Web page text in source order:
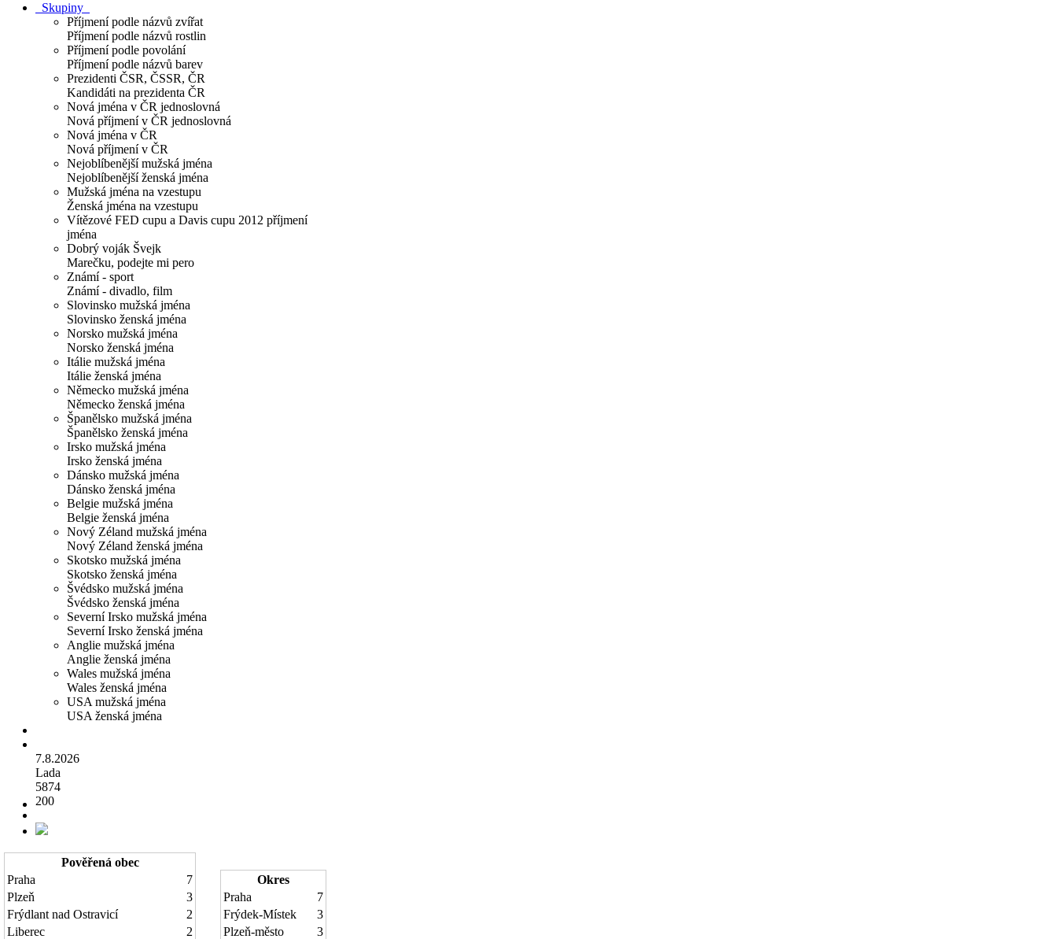
Skupiny
Příjmení podle názvů zvířat
Příjmení podle názvů rostlin
Příjmení podle povolání
Příjmení podle názvů barev
Prezidenti ČSR, ČSSR, ČR
Kandidáti na prezidenta ČR
Nová jména v ČR jednoslovná
Nová příjmení v ČR jednoslovná
Nová jména v ČR
Nová příjmení v ČR
Nejoblíbenější mužská jména
Nejoblíbenější ženská jména
Mužská jména na vzestupu
Ženská jména na vzestupu
Vítězové FED cupu a Davis cupu 2012 příjmení
jména
Dobrý voják Švejk
Marečku, podejte mi pero
Známí - sport
Známí - divadlo, film
Slovinsko mužská jména
Slovinsko ženská jména
Norsko mužská jména
Norsko ženská jména
Itálie mužská jména
Itálie ženská jména
Německo mužská jména
Německo ženská jména
Španělsko mužská jména
Španělsko ženská jména
Irsko mužská jména
Irsko ženská jména
Dánsko mužská jména
Dánsko ženská jména
Belgie mužská jména
Belgie ženská jména
Nový Zéland mužská jména
Nový Zéland ženská jména
Skotsko mužská jména
Skotsko ženská jména
Švédsko mužská jména
Švédsko ženská jména
Severní Irsko mužská jména
Severní Irsko ženská jména
Anglie mužská jména
Anglie ženská jména
Wales mužská jména
Wales ženská jména
USA mužská jména
USA ženská jména
7.8.2026
Lada
5874
200
Pověřená obec
Praha
7
Plzeň
3
Frýdlant nad Ostravicí
2
Liberec
2
Okres
Praha
7
Frýdek-Místek
3
Plzeň-město
3